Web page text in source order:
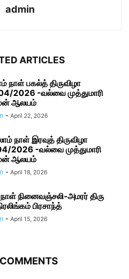
admin
ARTICLES
நாள் பகல்த் திருவிழா
2026 -வல்வை முத்துமாரி
ஆலயம்
- April 22, 2026
நாள் இரவுத் திருவிழா
2026 -வல்வை முத்துமாரி
ஆலயம்
- April 18, 2026
நினைவஞ்சலி-அமரர் திரு
பிரசாந்த்
- April 15, 2026